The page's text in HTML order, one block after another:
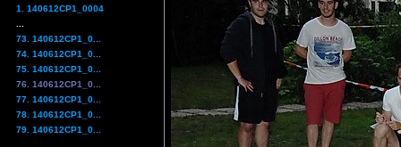
1. 140612CP1_0004
73. 140612CP1_0...
74. 140612CP1_0...
75. 140612CP1_0...
76. 140612CP1_0...
77. 140612CP1_0...
78. 140612CP1_0...
79. 140612CP1_0...